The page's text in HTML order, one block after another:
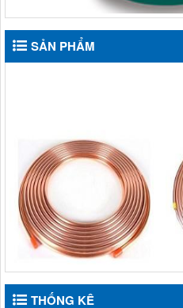
SẢN PHẨM
ỐNG ĐỒNG TRUNG
QUỐC HUAHONG DẠNG
THỐNG KÊ